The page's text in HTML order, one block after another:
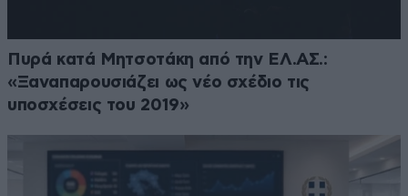
Πυρά κατά Μητσοτάκη από την ΕΛ.ΑΣ.:
«Ξαναπαρουσιάζει ως νέο σχέδιο τις
υποσχέσεις του 2019»